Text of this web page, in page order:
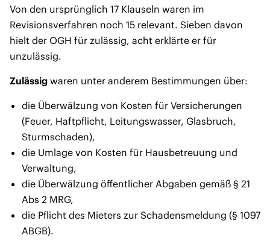
Von den ursprünglich 17 Klauseln waren im
Revisionsverfahren noch 15 relevant. Sieben davon
hielt der OGH für zulässig, acht erklärte er für
unzulässig.
Zulässig waren unter anderem Bestimmungen über:
die Überwälzung von Kosten für Versicherungen
(Feuer, Haftpflicht, Leitungswasser, Glasbruch,
Sturmschaden),
die Umlage von Kosten für Hausbetreuung und
Verwaltung,
die Überwälzung öffentlicher Abgaben gemäß § 21
Abs 2 MRG,
die Pflicht des Mieters zur Schadensmeldung (§ 1097
ABGB).